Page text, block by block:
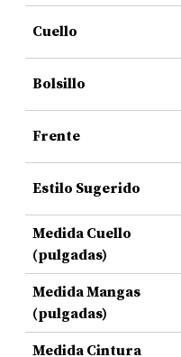
Cuello
Bolsillo
Frente
Estilo Sugerido
Medida Cuello
(pulgadas)
Medida Mangas
(pulgadas)
Medida Cintura